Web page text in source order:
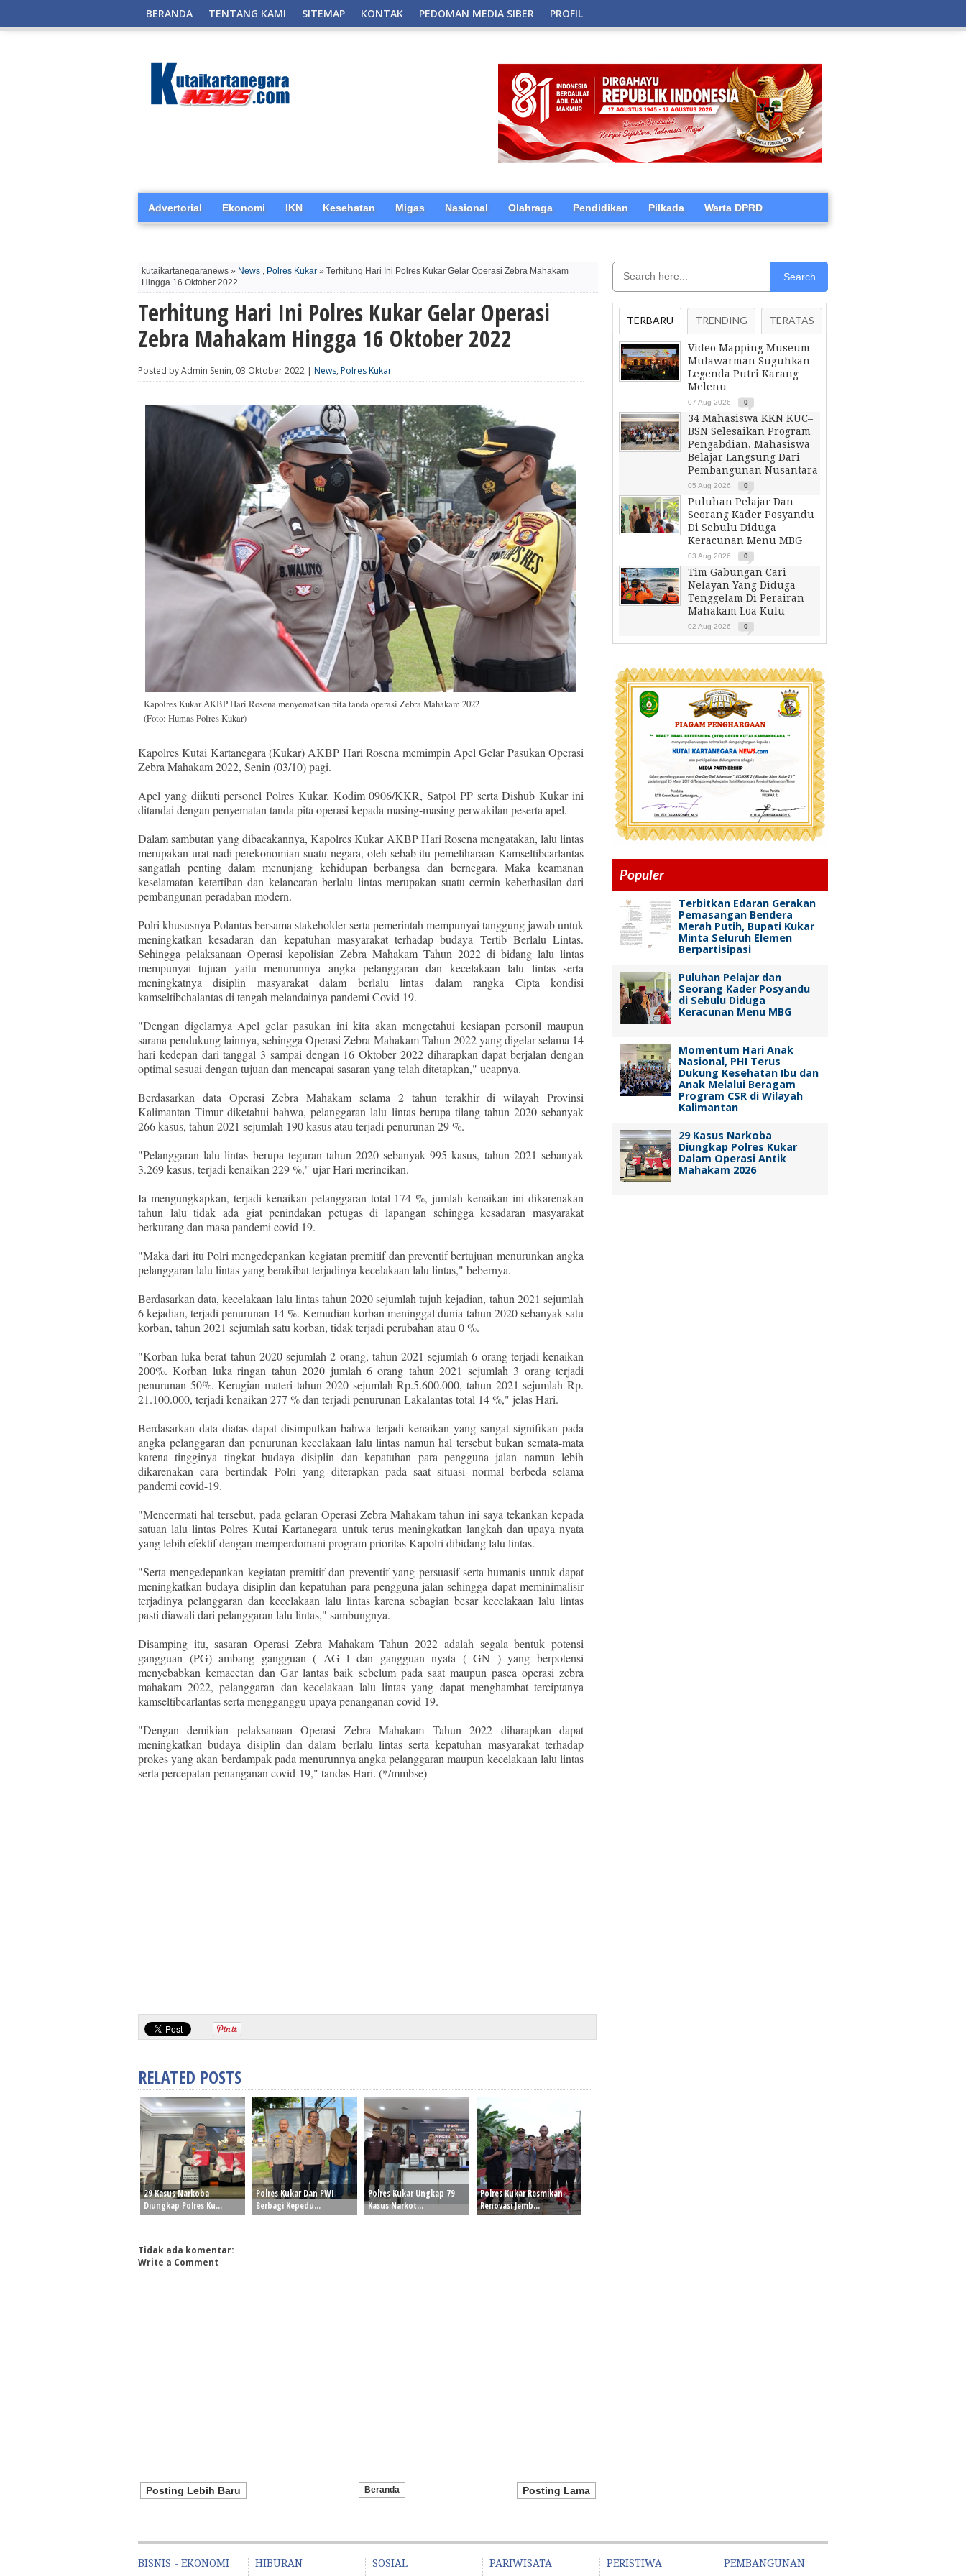
BERANDA TENTANG KAMI SITEMAP KONTAK PEDOMAN MEDIA SIBER PROFIL
Advertorial Ekonomi IKN Kesehatan Migas Nasional Olahraga Pendidikan Pilkada Warta DPRD
kutaikartanegaranews » News , Polres Kukar » Terhitung Hari Ini Polres Kukar Gelar Operasi Zebra Mahakam
Hingga 16 Oktober 2022
Terhitung Hari Ini Polres Kukar Gelar Operasi
Zebra Mahakam Hingga 16 Oktober 2022
Posted by Admin Senin, 03 Oktober 2022 | News, Polres Kukar
Kapolres Kukar AKBP Hari Rosena menyematkan pita tanda operasi Zebra Mahakam 2022
(Foto: Humas Polres Kukar)
Kapolres Kutai Kartanegara (Kukar) AKBP Hari Rosena memimpin Apel Gelar Pasukan Operasi
Zebra Mahakam 2022, Senin (03/10) pagi.
Apel yang diikuti personel Polres Kukar, Kodim 0906/KKR, Satpol PP serta Dishub Kukar ini
ditandai dengan penyematan tanda pita operasi kepada masing-masing perwakilan peserta apel.
Dalam sambutan yang dibacakannya, Kapolres Kukar AKBP Hari Rosena mengatakan, lalu lintas
merupakan urat nadi perekonomian suatu negara, oleh sebab itu pemeliharaan Kamseltibcarlantas
sangatlah penting dalam menunjang kehidupan berbangsa dan bernegara. Maka keamanan
keselamatan ketertiban dan kelancaran berlalu lintas merupakan suatu cermin keberhasilan dari
pembangunan peradaban modern.
Polri khususnya Polantas bersama stakeholder serta pemerintah mempunyai tanggung jawab untuk
meningkatkan kesadaran dan kepatuhan masyarakat terhadap budaya Tertib Berlalu Lintas.
Sehingga pelaksanaan Operasi kepolisian Zebra Mahakam Tahun 2022 di bidang lalu lintas
mempunyai tujuan yaitu menurunnya angka pelanggaran dan kecelakaan lalu lintas serta
meningkatnya disiplin masyarakat dalam berlalu lintas dalam rangka Cipta kondisi
kamseltibchalantas di tengah melandainya pandemi Covid 19.
"Dengan digelarnya Apel gelar pasukan ini kita akan mengetahui kesiapan personil maupun
sarana pendukung lainnya, sehingga Operasi Zebra Mahakam Tahun 2022 yang digelar selama 14
hari kedepan dari tanggal 3 sampai dengan 16 Oktober 2022 diharapkan dapat berjalan dengan
optimal sesuai dengan tujuan dan mencapai sasaran yang telah ditetapkan," ucapnya.
Berdasarkan data Operasi Zebra Mahakam selama 2 tahun terakhir di wilayah Provinsi
Kalimantan Timur diketahui bahwa, pelanggaran lalu lintas berupa tilang tahun 2020 sebanyak
266 kasus, tahun 2021 sejumlah 190 kasus atau terjadi penurunan 29 %.
"Pelanggaran lalu lintas berupa teguran tahun 2020 sebanyak 995 kasus, tahun 2021 sebanyak
3.269 kasus, terjadi kenaikan 229 %," ujar Hari merincikan.
Ia mengungkapkan, terjadi kenaikan pelanggaran total 174 %, jumlah kenaikan ini dikarenakan
tahun lalu tidak ada giat penindakan petugas di lapangan sehingga kesadaran masyarakat
berkurang dan masa pandemi covid 19.
"Maka dari itu Polri mengedepankan kegiatan premitif dan preventif bertujuan menurunkan angka
pelanggaran lalu lintas yang berakibat terjadinya kecelakaan lalu lintas," bebernya.
Berdasarkan data, kecelakaan lalu lintas tahun 2020 sejumlah tujuh kejadian, tahun 2021 sejumlah
6 kejadian, terjadi penurunan 14 %. Kemudian korban meninggal dunia tahun 2020 sebanyak satu
korban, tahun 2021 sejumlah satu korban, tidak terjadi perubahan atau 0 %.
"Korban luka berat tahun 2020 sejumlah 2 orang, tahun 2021 sejumlah 6 orang terjadi kenaikan
200%. Korban luka ringan tahun 2020 jumlah 6 orang tahun 2021 sejumlah 3 orang terjadi
penurunan 50%. Kerugian materi tahun 2020 sejumlah Rp.5.600.000, tahun 2021 sejumlah Rp.
21.100.000, terjadi kenaikan 277 % dan terjadi penurunan Lakalantas total 14 %," jelas Hari.
Berdasarkan data diatas dapat disimpulkan bahwa terjadi kenaikan yang sangat signifikan pada
angka pelanggaran dan penurunan kecelakaan lalu lintas namun hal tersebut bukan semata-mata
karena tingginya tingkat budaya disiplin dan kepatuhan para pengguna jalan namun lebih
dikarenakan cara bertindak Polri yang diterapkan pada saat situasi normal berbeda selama
pandemi covid-19.
"Mencermati hal tersebut, pada gelaran Operasi Zebra Mahakam tahun ini saya tekankan kepada
satuan lalu lintas Polres Kutai Kartanegara untuk terus meningkatkan langkah dan upaya nyata
yang lebih efektif dengan memperdomani program prioritas Kapolri dibidang lalu lintas.
"Serta mengedepankan kegiatan premitif dan preventif yang persuasif serta humanis untuk dapat
meningkatkan budaya disiplin dan kepatuhan para pengguna jalan sehingga dapat meminimalisir
terjadinya pelanggaran dan kecelakaan lalu lintas karena sebagian besar kecelakaan lalu lintas
pasti diawali dari pelanggaran lalu lintas," sambungnya.
Disamping itu, sasaran Operasi Zebra Mahakam Tahun 2022 adalah segala bentuk potensi
gangguan (PG) ambang gangguan ( AG l dan gangguan nyata ( GN ) yang berpotensi
menyebabkan kemacetan dan Gar lantas baik sebelum pada saat maupun pasca operasi zebra
mahakam 2022, pelanggaran dan kecelakaan lalu lintas yang dapat menghambat terciptanya
kamseltibcarlantas serta mengganggu upaya penanganan covid 19.
"Dengan demikian pelaksanaan Operasi Zebra Mahakam Tahun 2022 diharapkan dapat
meningkatkan budaya disiplin dan dalam berlalu lintas serta kepatuhan masyarakat terhadap
prokes yang akan berdampak pada menurunnya angka pelanggaran maupun kecelakaan lalu lintas
serta percepatan penanganan covid-19," tandas Hari. (*/mmbse)
RELATED POSTS
29 Kasus Narkoba
Diungkap Polres Ku...
Polres Kukar Dan PWI
Berbagi Kepedu...
Polres Kukar Ungkap 79
Kasus Narkot...
Polres Kukar Resmikan
Renovasi Jemb...
Tidak ada komentar:
Write a Comment
Posting Lebih Baru Posting Lama
Beranda
Search
TERBARU TRENDING TERATAS
Video Mapping Museum
Mulawarman Suguhkan
Legenda Putri Karang
Melenu
07 Aug 2026 0
34 Mahasiswa KKN KUC–
BSN Selesaikan Program
Pengabdian, Mahasiswa
Belajar Langsung Dari
Pembangunan Nusantara
05 Aug 2026 0
Puluhan Pelajar Dan
Seorang Kader Posyandu
Di Sebulu Diduga
Keracunan Menu MBG
03 Aug 2026 0
Tim Gabungan Cari
Nelayan Yang Diduga
Tenggelam Di Perairan
Mahakam Loa Kulu
02 Aug 2026 0
Populer
Terbitkan Edaran Gerakan
Pemasangan Bendera
Merah Putih, Bupati Kukar
Minta Seluruh Elemen
Berpartisipasi
Puluhan Pelajar dan
Seorang Kader Posyandu
di Sebulu Diduga
Keracunan Menu MBG
Momentum Hari Anak
Nasional, PHI Terus
Dukung Kesehatan Ibu dan
Anak Melalui Beragam
Program CSR di Wilayah
Kalimantan
29 Kasus Narkoba
Diungkap Polres Kukar
Dalam Operasi Antik
Mahakam 2026
BISNIS - EKONOMI HIBURAN SOSIAL PARIWISATA PERISTIWA PEMBANGUNAN